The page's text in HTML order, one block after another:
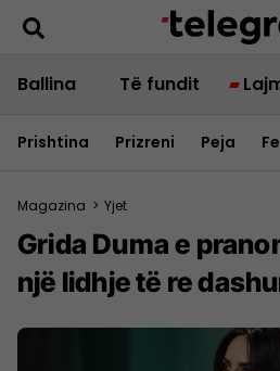
Ballina Të fundit
Prishtina Prizreni Peja
Magazina > Yjet
Grida Duma e
një lidhje të re